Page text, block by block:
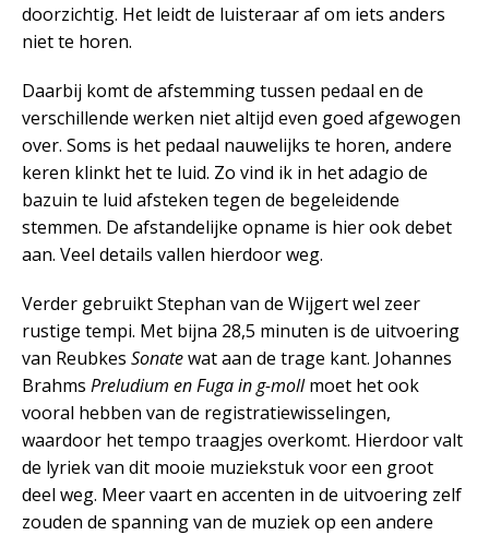
doorzichtig. Het leidt de luisteraar af om iets anders
niet te horen.
Daarbij komt de afstemming tussen pedaal en de
verschillende werken niet altijd even goed afgewogen
over. Soms is het pedaal nauwelijks te horen, andere
keren klinkt het te luid. Zo vind ik in het adagio de
bazuin te luid afsteken tegen de begeleidende
stemmen. De afstandelijke opname is hier ook debet
aan. Veel details vallen hierdoor weg.
Verder gebruikt Stephan van de Wijgert wel zeer
rustige tempi. Met bijna 28,5 minuten is de uitvoering
van Reubkes Sonatewat aan de trage kant. Johannes
Brahms Preludium en Fuga in g-mollmoet het ook
vooral hebben van de registratiewisselingen,
waardoor het tempo traagjes overkomt. Hierdoor valt
de lyriek van dit mooie muziekstuk voor een groot
deel weg. Meer vaart en accenten in de uitvoering zelf
zouden de spanning van de muziek op een andere